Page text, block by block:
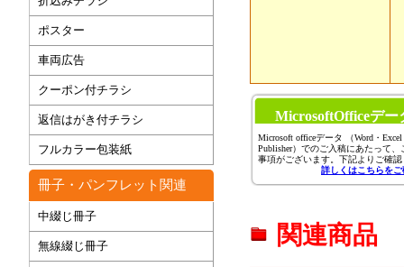
MicrosoftOfficeデー
Microsoft officeデータ （Word・
Publisher）でのご入稿にあたって
事項がございます。下記よりご確
詳しくはこちらを
関連商品
ポスター
車両広告
クーポン付チラシ
返信はがき付チラシ
フルカラー包装紙
冊子・パンフレット関連
中綴じ冊子
無線綴じ冊子